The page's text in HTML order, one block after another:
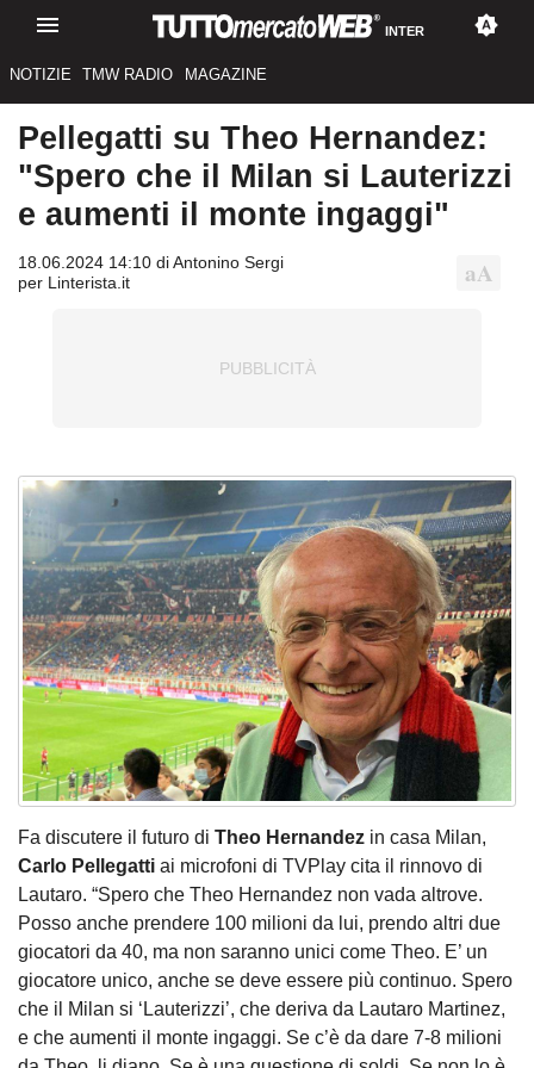
INTER
NOTIZIE TMW RADIO MAGAZINE
Pellegatti su Theo Hernandez:
"Spero che il Milan si Lauterizzi
e aumenti il monte ingaggi"
18.06.2024 14:10 di Antonino Sergi
per Linterista.it
Fa discutere il futuro di Theo Hernandez in casa Milan,
Carlo Pellegatti ai microfoni di TVPlay cita il rinnovo di
Lautaro. “Spero che Theo Hernandez non vada altrove.
Posso anche prendere 100 milioni da lui, prendo altri due
giocatori da 40, ma non saranno unici come Theo. E’ un
giocatore unico, anche se deve essere più continuo. Spero
che il Milan si ‘Lauterizzi’, che deriva da Lautaro Martinez,
e che aumenti il monte ingaggi. Se c’è da dare 7-8 milioni